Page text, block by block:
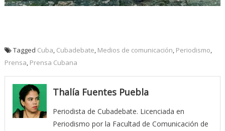
Tagged Cuba, Cubadebate, Medios de comunicación, Periodismo,
Prensa, Prensa Cubana
Thalía Fuentes Puebla
Periodista de Cubadebate. Licenciada en
Periodismo por la Facultad de Comunicación de